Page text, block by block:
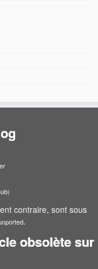
contraire, sont sous
.
obsolète sur